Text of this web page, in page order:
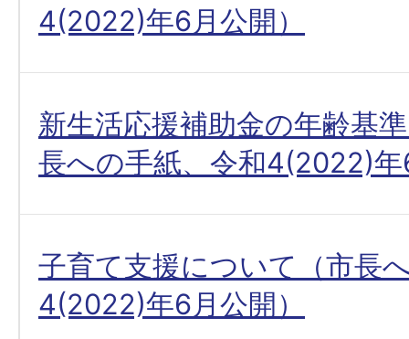
4(2022)年6月公開）
新生活応援補助金の年齢基
長への手紙、令和4(2022)
子育て支援について（市長
4(2022)年6月公開）